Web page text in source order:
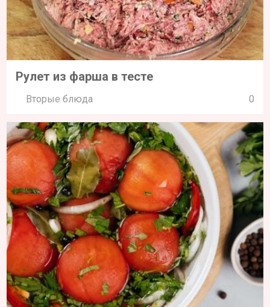
Рулет из фарша в тесте
Вторые блюда 0